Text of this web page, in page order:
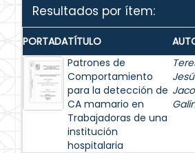
Resultados por ítem:
PORTADATÍTULO
Patrones de
Comportamiento
para la detección de
CA mamario en
Trabajadoras de una
institución
hospitalaria